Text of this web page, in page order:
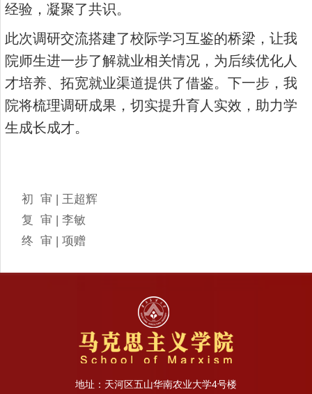
经验，凝聚了共识。
此次调研交流搭建了校际学习互鉴的桥梁，让我
院师生进一步了解就业相关情况，为后续优化人
才培养、拓宽就业渠道提供了借鉴。下一步，我
院将梳理调研成果，切实提升育人实效，助力学
生成长成才。
初 审 | 王超辉
复 审 | 李敏
终 审 | 项赠
地址：天河区五山华南农业大学4号楼